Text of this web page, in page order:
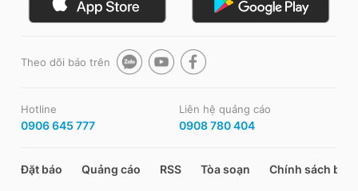
Theo dõi báo trên
Hotline
0906 645 777
Liên hệ quảng cáo
0908 780 404
Đặt báo Quảng cáo RSS Tòa soạn Chính sách bảo